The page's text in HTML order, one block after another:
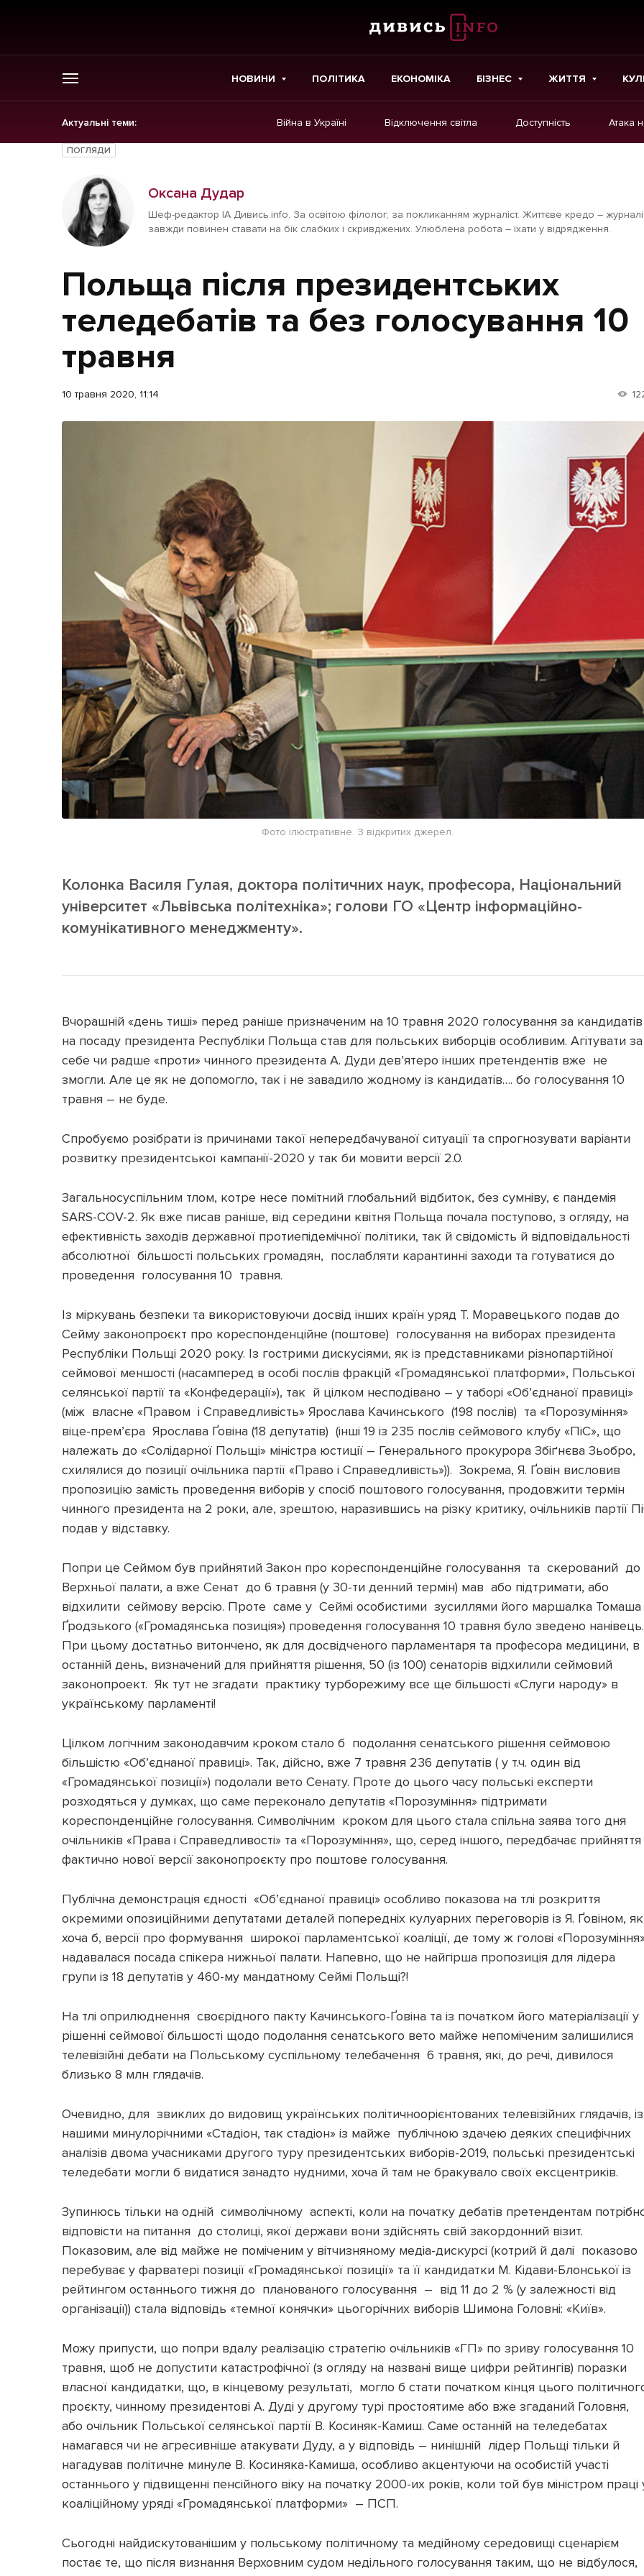
НОВИНИ ПОЛІТИКА ЕКОНОМІКА БІЗНЕС ЖИТТЯ
Актуальні теми: Війна в Україні Відключення світла Доступність Атака
ГОЛОВНЕ
Новини
Політика
Економіка
Бізнес
Життя
Культура
Афіша
Репортаж
Погляди
Ініціативи
Політика
ПОГЛЯДИ
Оксана Дудар
Шеф-редактор ІА Дивись.info. За освітою філолог, за покликанням журналіст. Життєве кредо –
завжди повинен ставати на бік слабких і скривджених. Улюблена робота – їхати у відрядження.
Польща після президентських
теледебатів та без голосування 10
травня
10 травня 2020, 11:14
Фото ілюстративне. З відкритих джерел.
Колонка Василя Гулая, доктора політичних наук, професора, Національний
університет «Львівська політехніка»; голови ГО «Центр інформаційно-
комунікативного менеджменту».
Вчорашній «день тиші» перед раніше призначеним на 10 травня 2020 голосування за кандидатів
на посаду президента Республіки Польща став для польських виборців особливим. Агітувати за
себе чи радше «проти» чинного президента А. Дуди девʼятеро інших претендентів вже не
змогли. Але це як не допомогло, так і не завадило жодному із кандидатів…. бо голосування 10
травня – не буде.
Спробуємо розібрати із причинами такої непередбачуваної ситуації та спрогнозувати варіанти
розвитку президентської кампанії-2020 у так би мовити версії 2.0.
Загальносуспільним тлом, котре несе помітний глобальний відбиток, без сумніву, є пандемія
SARS-COV-2. Як вже писав раніше, від середини квітня Польща почала поступово, з огляду, на
ефективність заходів державної протиепідемічної політики, так й свідомість й відповідальності
абсолютної більшості польських громадян, послабляти карантинні заходи та готуватися до
проведення голосування 10 травня.
Із міркувань безпеки та використовуючи досвід інших країн уряд Т. Моравецького подав до
Сейму законопроєкт про кореспонденційне (поштове) голосування на виборах президента
Республіки Польщі 2020 року. Із гострими дискусіями, як із представниками різнопартійної
сеймової меншості (насамперед в особі послів фракцій «Громадянської платформи», Польської
селянської партії та «Конфедерації»), так й цілком несподівано – у таборі «Обʼєднаної правиці»
(між власне «Правом і Справедливість» Ярослава Качинського (198 послів) та «Порозуміння»
віце-премʼєра Ярослава Ґовіна (18 депутатів) (інші 19 із 235 послів сеймового клубу «ПіС», що
належать до «Солідарної Польщі» міністра юстиції – Генерального прокурора Збіґнєва Зьобро,
схилялися до позиції очільника партії «Право і Справедливість»)). Зокрема, Я. Ґовін висловив
пропозицію замість проведення виборів у спосіб поштового голосування, продовжити термін
чинного президента на 2 роки, але, зрештою, наразившись на різку критику, очільників партії
подав у відставку.
Попри це Сеймом був прийнятий Закон про кореспонденційне голосування та скерований до
Верхньої палати, а вже Сенат до 6 травня (у 30-ти денний термін) мав або підтримати, або
відхилити сеймову версію. Проте саме у Сеймі особистими зусиллями його маршалка Томаша
Ґродзького («Громадянська позиція») проведення голосування 10 травня було зведено нанівець.
При цьому достатньо витончено, як для досвідченого парламентаря та професора медицини, в
останній день, визначений для прийняття рішення, 50 (із 100) сенаторів відхилили сеймовий
законопроект. Як тут не згадати практику турборежиму все ще більшості «Слуги народу» в
українському парламенті!
Цілком логічним законодавчим кроком стало б подолання сенатського рішення сеймовою
більшістю «Обʼєднаної правиці». Так, дійсно, вже 7 травня 236 депутатів ( у т.ч. один від
«Громадянської позиції») подолали вето Сенату. Проте до цього часу польські експерти
розходяться у думках, що саме переконало депутатів «Порозуміння» підтримати
кореспонденційне голосування. Символічним кроком для цього стала спільна заява того дня
очільників «Права і Справедливості» та «Порозуміння», що, серед іншого, передбачає прийняття
фактично нової версії законопроєкту про поштове голосування.
Публічна демонстрація єдності «Обʼєднаної правиці» особливо показова на тлі розкриття
окремими опозиційними депутатами деталей попередніх кулуарних переговорів із Я. Ґовіном, як
хоча б, версії про формування широкої парламентської коаліції, де тому ж голові
надавалася посада спікера нижньої палати. Напевно, що не найгірша пропозиція для лідера
групи із 18 депутатів у 460-му мандатному Сеймі Польщі?!
На тлі оприлюднення своєрідного пакту Качинського-Ґовіна та із початком його матеріалізації у
рішенні сеймової більшості щодо подолання сенатського вето майже непоміченим залишилися
телевізійні дебати на Польському суспільному телебачення 6 травня, які, до речі, дивилося
близько 8 млн глядачів.
Очевидно, для звиклих до видовищ українських політичноорієнтованих телевізійних глядачів, із
нашими минулорічними «Стадіон, так стадіон» із майже публічною здачею деяких специфічних
аналізів двома учасниками другого туру президентських виборів-2019, польські президентські
теледебати могли б видатися занадто нудними, хоча й там не бракувало своїх ексцентриків.
Зупинюсь тільки на одній символічному аспекті, коли на початку дебатів претендентам
відповісти на питання до столиці, якої держави вони здійснять свій закордонний візит.
Показовим, але від майже не поміченим у вітчизняному медіа-дискурсі (котрий й далі показово
перебуває у фарватері позиції «Громадянської позиції» та її кандидатки М. Кідави-Блонської із
рейтингом останнього тижня до планованого голосування – від 11 до 2 % (у залежності від
організації)) стала відповідь «темної конячки» цьогорічних виборів Шимона Головні: «Київ».
Можу припусти, що попри вдалу реалізацію стратегію очільників «ГП» по зриву голосування 10
травня, щоб не допустити катастрофічної (з огляду на названі вище цифри рейтингів) поразки
власної кандидатки, що, в кінцевому результаті, могло б стати початком кінця цього
проєкту, чинному президентові А. Дуді у другому турі простоятиме або вже згаданий Головня,
або очільник Польської селянської партії В. Косиняк-Камиш. Саме останній на теледебатах
намагався чи не агресивніше атакувати Дуду, а у відповідь – нинішній лідер Польщі тільки й
нагадував політичне минуле В. Косиняка-Камиша, особливо акцентуючи на особистій участі
останнього у підвищенні пенсійного віку на початку 2000-их років, коли той був міністром праці
коаліційному уряді «Громадянської платформи» – ПСП.
Сьогодні найдискутованішим у польському політичному та медійному середовищі сценарієм
постає те, що після визнання Верховним судом недільного голосування таким, що не відбулося,